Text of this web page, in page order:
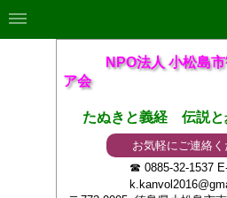
NPO法人 小松島市
ア会
たぬきと義経 伝説と
お気軽にご連絡
☎ 0885-32-1537